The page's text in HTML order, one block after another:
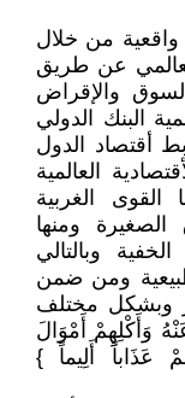
من خلال
عن طريق
والإقراض
البنك الدولي
أقتصاد الدول
العالمية
القوى الغربية
الصغيرة ومنها
وبالتالي
طبيعية ومن ضمن
وبشكل مختلف
وَأَكْلِهِمْ أَمْوَالَ
عَذَاباً أَلِيماً }